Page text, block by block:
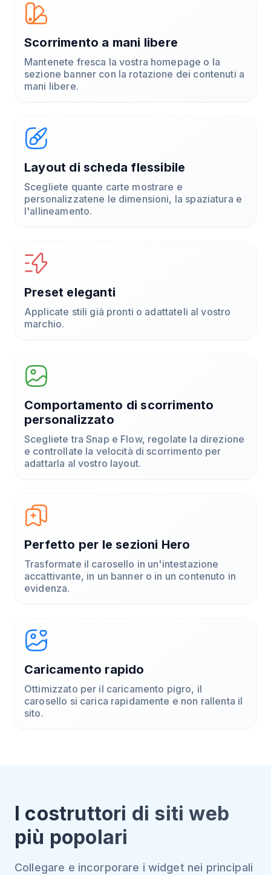
Scorrimento a mani libere
Mantenete fresca la vostra homepage o la
sezione banner con la rotazione dei contenuti a
mani libere.
Layout di scheda flessibile
Scegliete quante carte mostrare e
personalizzatene le dimensioni, la spaziatura e
l'allineamento.
Preset eleganti
Applicate stili già pronti o adattateli al vostro
marchio.
Comportamento di scorrimento
personalizzato
Scegliete tra Snap e Flow, regolate la direzione
e controllate la velocità di scorrimento per
adattarla al vostro layout.
Perfetto per le sezioni Hero
Trasformate il carosello in un'intestazione
accattivante, in un banner o in un contenuto in
evidenza.
Caricamento rapido
Ottimizzato per il caricamento pigro, il
carosello si carica rapidamente e non rallenta il
sito.
I costruttori di siti web
più popolari
Collegare e incorporare i widget nei principali